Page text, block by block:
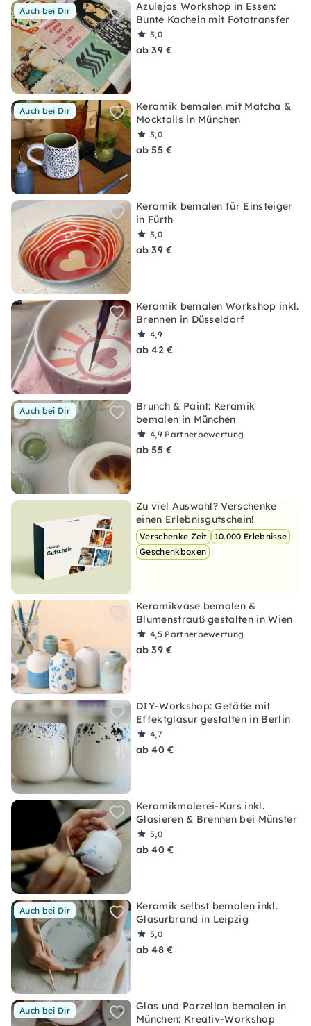
Auch bei Dir
Azulejos Workshop in Essen:
Bunte Kacheln mit Fototransfer
5,0
ab 39 €
Auch bei Dir
Keramik bemalen mit Matcha &
Mocktails in München
5,0
ab 55 €
Keramik bemalen für Einsteiger
in Fürth
5,0
ab 39 €
Keramik bemalen Workshop inkl.
Brennen in Düsseldorf
4,9
ab 42 €
Auch bei Dir
Brunch & Paint: Keramik
bemalen in München
4,9 Partnerbewertung
ab 55 €
Zu viel Auswahl? Verschenke
einen Erlebnisgutschein!
Verschenke Zeit
10.000 Erlebnisse
Geschenkboxen
Keramikvase bemalen &
Blumenstrauß gestalten in Wien
4,5 Partnerbewertung
ab 39 €
DIY-Workshop: Gefäße mit
Effektglasur gestalten in Berlin
4,7
ab 40 €
Keramikmalerei-Kurs inkl.
Glasieren & Brennen bei Münster
5,0
ab 40 €
Auch bei Dir
Keramik selbst bemalen inkl.
Glasurbrand in Leipzig
5,0
ab 48 €
Auch bei Dir
Glas und Porzellan bemalen in
München: Kreativ-Workshop